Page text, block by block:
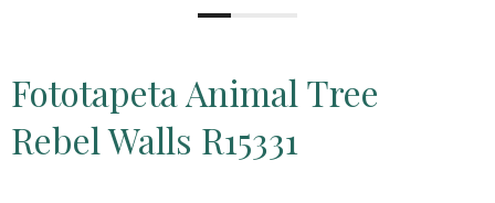
Fototapeta Animal Tree
Rebel Walls R15331